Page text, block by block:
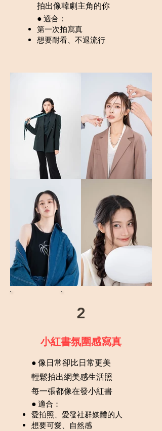
拍出像韓劇主角的你
● 適合：
第一次拍寫真
想要耐看、不退流行
2
小紅書氛圍感寫真
● 像日常卻比日常更美
輕鬆拍出網美感生活照
每一張都像在發小紅書
● 適合：
愛拍照、愛發社群媒體的人
想要可愛、自然感